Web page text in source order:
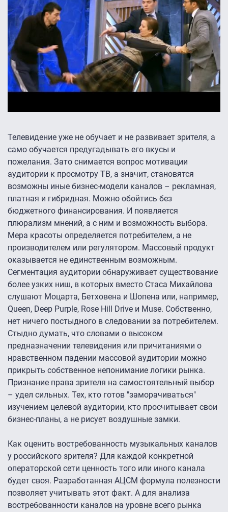
Телевидение уже не обучает и не развивает зрителя, а
само обучается предугадывать его вкусы и
пожелания. Зато снимается вопрос мотивации
аудитории к просмотру ТВ, а значит, становятся
возможны иные бизнес-модели каналов – рекламная,
платная и гибридная. Можно обойтись без
бюджетного финансирования. И появляется
плюрализм мнений, а с ним и возможность выбора.
Мера красоты определяется потребителем, а не
производителем или регулятором. Массовый продукт
оказывается не единственным возможным.
Сегментация аудитории обнаруживает существование
более узких ниш, в которых вместо Стаса Михайлова
слушают Моцарта, Бетховена и Шопена или, например,
Queen, Deep Purple, Rose Hill Drive и Muse. Собственно,
нет ничего постыдного в следовании за потребителем.
Стыдно думать, что словами о высоком
предназначении телевидения или причитаниями о
нравственном падении массовой аудитории можно
прикрыть собственное непонимание логики рынка.
Признание права зрителя на самостоятельный выбор
– удел сильных. Тех, кто готов "заморачиваться"
изучением целевой аудитории, кто просчитывает свои
бизнес-планы, а не рисует воздушные замки.
Как оценить востребованность музыкальных каналов
у российского зрителя? Для каждой конкретной
операторской сети ценность того или иного канала
будет своя. Разработанная АЦСМ формула полезности
позволяет учитывать этот факт. А для анализа
востребованности каналов на уровне всего рынка